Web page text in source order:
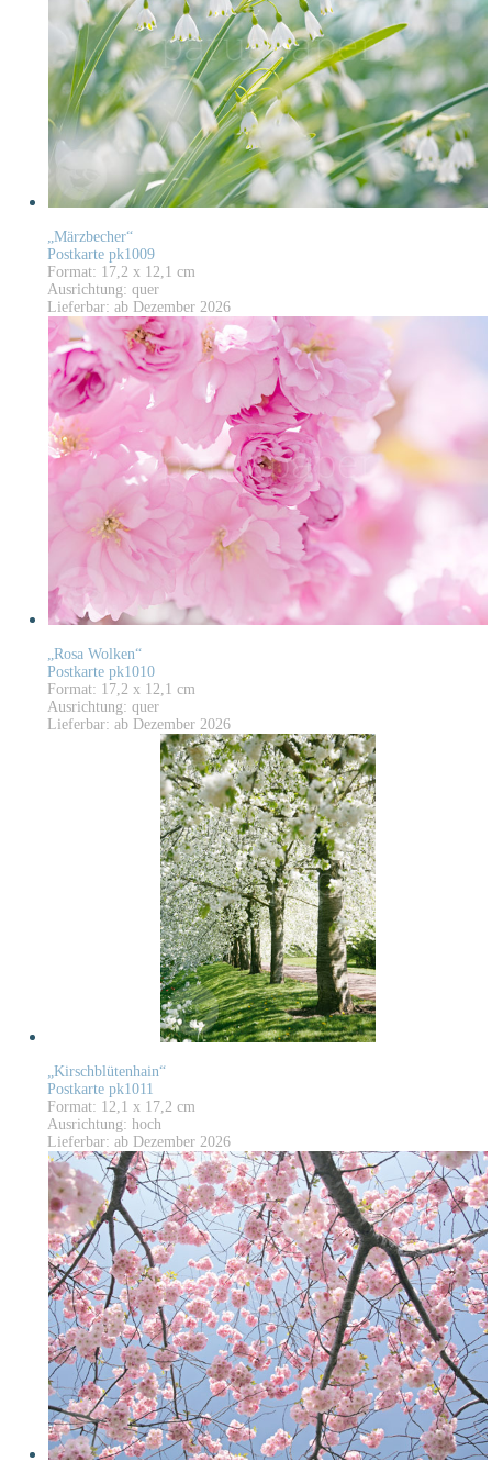
„Märzbecher“
Postkarte pk1009
Format: 17,2 x 12,1 cm
Ausrichtung: quer
Lieferbar: ab Dezember 2026
„Rosa Wolken“
Postkarte pk1010
Format: 17,2 x 12,1 cm
Ausrichtung: quer
Lieferbar: ab Dezember 2026
„Kirschblütenhain“
Postkarte pk1011
Format: 12,1 x 17,2 cm
Ausrichtung: hoch
Lieferbar: ab Dezember 2026